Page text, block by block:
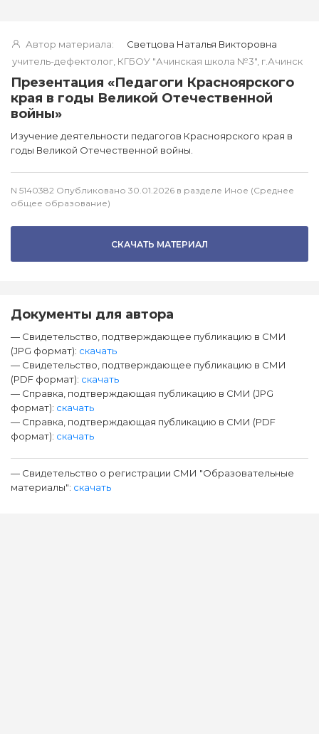
Автор материала:
Светцова Наталья Викторовна
учитель-дефектолог, КГБОУ "Ачинская школа №3", г.Ачинск
Презентация «Педагоги Красноярского
края в годы Великой Отечественной
войны»
Изучение деятельности педагогов Красноярского края в
годы Великой Отечественной войны.
N 5140382 Опубликовано 30.01.2026 в разделе Иное (Среднее
общее образование)
СКАЧАТЬ МАТЕРИАЛ
Документы для автора
— Свидетельство, подтверждающее публикацию в СМИ
(JPG формат): скачать
— Свидетельство, подтверждающее публикацию в СМИ
(PDF формат): скачать
— Справка, подтверждающая публикацию в СМИ (JPG
формат): скачать
— Справка, подтверждающая публикацию в СМИ (PDF
формат): скачать
— Свидетельство о регистрации СМИ "Образовательные
материалы": скачать